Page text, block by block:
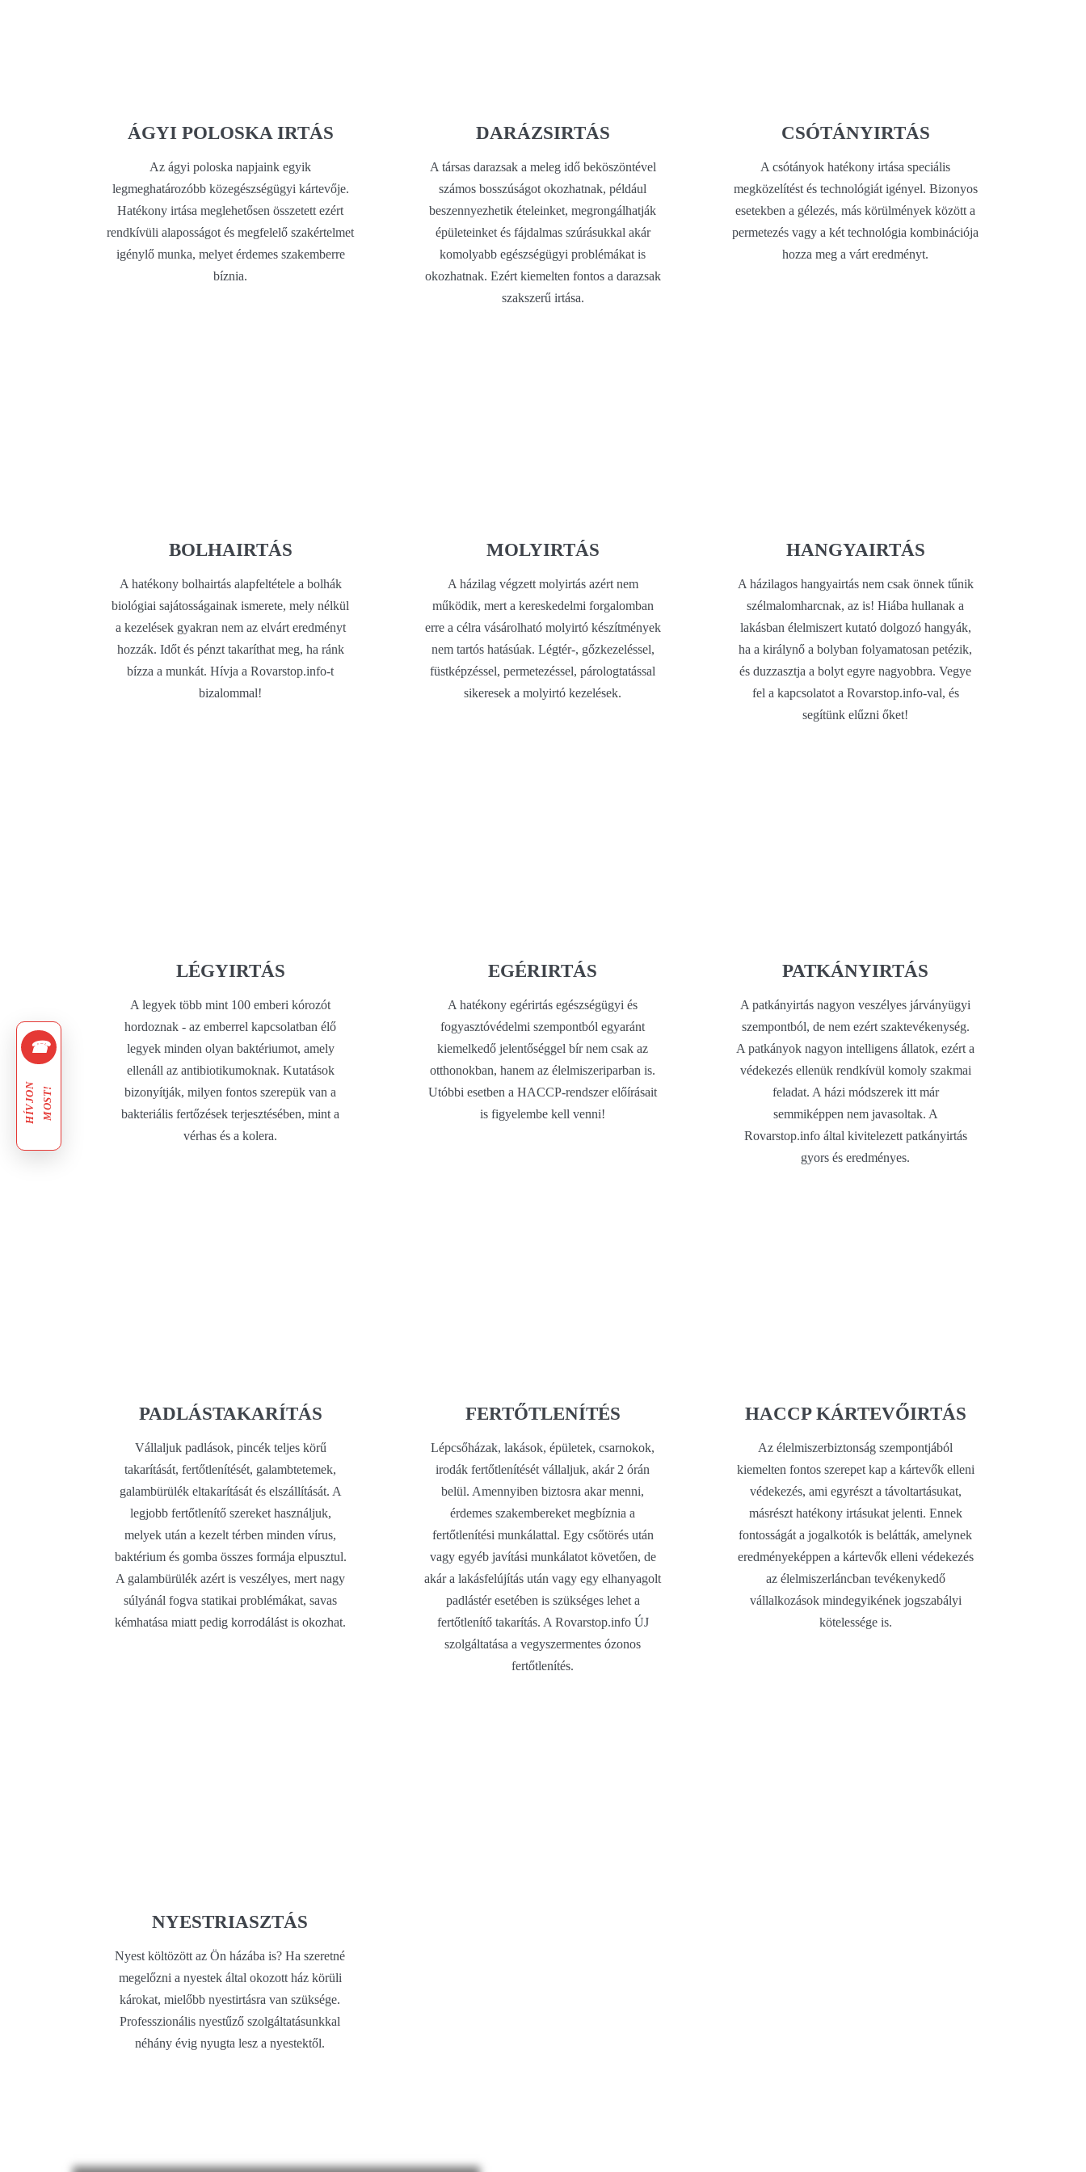
☎
H
Í
V
J
O
N
M
O
S
T !
ÁGYI POLOSKA IRTÁS
Az ágyi poloska napjaink egyik
legmeghatározóbb közegészségügyi kártevője.
Hatékony irtása meglehetősen összetett ezért
rendkívüli alaposságot és megfelelő szakértelmet
igénylő munka, melyet érdemes szakemberre
bíznia.
DARÁZSIRTÁS
A társas darazsak a meleg idő beköszöntével
számos bosszúságot okozhatnak, például
beszennyezhetik ételeinket, megrongálhatják
épületeinket és fájdalmas szúrásukkal akár
komolyabb egészségügyi problémákat is
okozhatnak. Ezért kiemelten fontos a darazsak
szakszerű irtása.
CSÓTÁNYIRTÁS
A csótányok hatékony irtása speciális
megközelítést és technológiát igényel. Bizonyos
esetekben a gélezés, más körülmények között a
permetezés vagy a két technológia kombinációja
hozza meg a várt eredményt.
BOLHAIRTÁS
A hatékony bolhairtás alapfeltétele a bolhák
biológiai sajátosságainak ismerete, mely nélkül
a kezelések gyakran nem az elvárt eredményt
hozzák. Időt és pénzt takaríthat meg, ha ránk
bízza a munkát. Hívja a Rovarstop.info-t
bizalommal!
MOLYIRTÁS
A házilag végzett molyirtás azért nem
működik, mert a kereskedelmi forgalomban
erre a célra vásárolható molyirtó készítmények
nem tartós hatásúak. Légtér-, gőzkezeléssel,
füstképzéssel, permetezéssel, párologtatással
sikeresek a molyirtó kezelések.
HANGYAIRTÁS
A házilagos hangyairtás nem csak önnek tűnik
szélmalomharcnak, az is! Hiába hullanak a
lakásban élelmiszert kutató dolgozó hangyák,
ha a királynő a bolyban folyamatosan petézik,
és duzzasztja a bolyt egyre nagyobbra. Vegye
fel a kapcsolatot a Rovarstop.info-val, és
segítünk elűzni őket!
LÉGYIRTÁS
A legyek több mint 100 emberi kórozót
hordoznak - az emberrel kapcsolatban élő
legyek minden olyan baktériumot, amely
ellenáll az antibiotikumoknak. Kutatások
bizonyítják, milyen fontos szerepük van a
bakteriális fertőzések terjesztésében, mint a
vérhas és a kolera.
EGÉRIRTÁS
A hatékony egérirtás egészségügyi és
fogyasztóvédelmi szempontból egyaránt
kiemelkedő jelentőséggel bír nem csak az
otthonokban, hanem az élelmiszeriparban is.
Utóbbi esetben a HACCP-rendszer előírásait
is figyelembe kell venni!
PATKÁNYIRTÁS
A patkányirtás nagyon veszélyes járványügyi
szempontból, de nem ezért szaktevékenység.
A patkányok nagyon intelligens állatok, ezért a
védekezés ellenük rendkívül komoly szakmai
feladat. A házi módszerek itt már
semmiképpen nem javasoltak. A
Rovarstop.info által kivitelezett patkányirtás
gyors és eredményes.
PADLÁSTAKARÍTÁS
Vállaljuk padlások, pincék teljes körű
takarítását, fertőtlenítését, galambtetemek,
galambürülék eltakarítását és elszállítását. A
legjobb fertőtlenítő szereket használjuk,
melyek után a kezelt térben minden vírus,
baktérium és gomba összes formája elpusztul.
A galambürülék azért is veszélyes, mert nagy
súlyánál fogva statikai problémákat, savas
kémhatása miatt pedig korrodálást is okozhat.
FERTŐTLENÍTÉS
Lépcsőházak, lakások, épületek, csarnokok,
irodák fertőtlenítését vállaljuk, akár 2 órán
belül. Amennyiben biztosra akar menni,
érdemes szakembereket megbíznia a
fertőtlenítési munkálattal. Egy csőtörés után
vagy egyéb javítási munkálatot követően, de
akár a lakásfelújítás után vagy egy elhanyagolt
padlástér esetében is szükséges lehet a
fertőtlenítő takarítás. A Rovarstop.info ÚJ
szolgáltatása a vegyszermentes ózonos
fertőtlenítés.
HACCP KÁRTEVŐIRTÁS
Az élelmiszerbiztonság szempontjából
kiemelten fontos szerepet kap a kártevők elleni
védekezés, ami egyrészt a távoltartásukat,
másrészt hatékony irtásukat jelenti. Ennek
fontosságát a jogalkotók is belátták, amelynek
eredményeképpen a kártevők elleni védekezés
az élelmiszerláncban tevékenykedő
vállalkozások mindegyikének jogszabályi
kötelessége is.
NYESTRIASZTÁS
Nyest költözött az Ön házába is? Ha szeretné
megelőzni a nyestek által okozott ház körüli
károkat, mielőbb nyestirtásra van szüksége.
Professzionális nyestűző szolgáltatásunkkal
néhány évig nyugta lesz a nyestektől.